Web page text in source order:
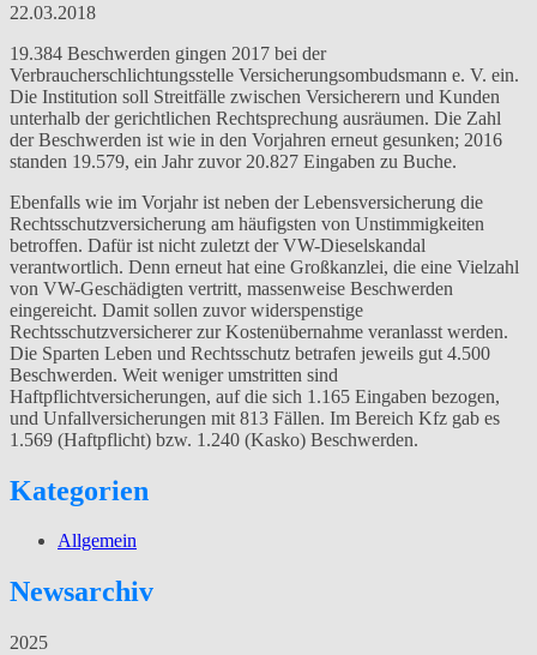
22.03.2018
19.384 Beschwerden gingen 2017 bei der
Verbraucherschlichtungsstelle Versicherungsombudsmann e. V. ein.
Die Institution soll Streitfälle zwischen Versicherern und Kunden
unterhalb der gerichtlichen Rechtsprechung ausräumen. Die Zahl
der Beschwerden ist wie in den Vorjahren erneut gesunken; 2016
standen 19.579, ein Jahr zuvor 20.827 Eingaben zu Buche.
Ebenfalls wie im Vorjahr ist neben der Lebensversicherung die
Rechtsschutzversicherung am häufigsten von Unstimmigkeiten
betroffen. Dafür ist nicht zuletzt der VW-Dieselskandal
verantwortlich. Denn erneut hat eine Großkanzlei, die eine Vielzahl
von VW-Geschädigten vertritt, massenweise Beschwerden
eingereicht. Damit sollen zuvor widerspenstige
Rechtsschutzversicherer zur Kostenübernahme veranlasst werden.
Die Sparten Leben und Rechtsschutz betrafen jeweils gut 4.500
Beschwerden. Weit weniger umstritten sind
Haftpflichtversicherungen, auf die sich 1.165 Eingaben bezogen,
und Unfallversicherungen mit 813 Fällen. Im Bereich Kfz gab es
1.569 (Haftpflicht) bzw. 1.240 (Kasko) Beschwerden.
Kategorien
Allgemein
Newsarchiv
2025